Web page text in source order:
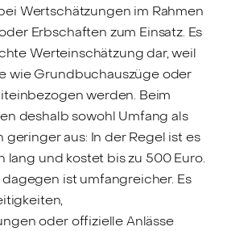
Wertschätzungen im Rahmen
Erbschaften zum Einsatz. Es
Werteinschätzung dar, weil
wie Grundbuchauszüge oder
werden. Beim
deshalb sowohl Umfang als
aus: In der Regel ist es
lang und kostet bis zu 500 Euro.
dagegen ist umfangreicher. Es
oder offizielle Anlässe